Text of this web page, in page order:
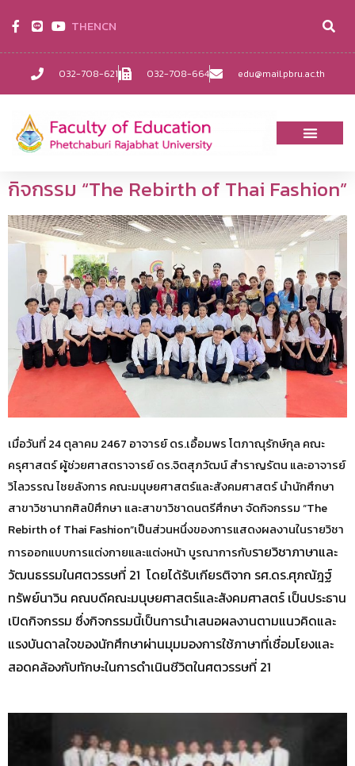
032-708-621 032-708-664 edu@mail.pbru.ac.th
THENCN
กิจกรรม “The Rebirth of Thai Fashion”
เมื่อวันที่ 24 ตุลาคม 2467 อาจารย์ ดร.เอื้อมพร โตภาณุรักษ์กุล คณะ
ครุศาสตร์ ผู้ช่วยศาสตราจารย์ ดร.จิตสุภวัฒน์ สำราญรัตน และอาจารย์
วิไลวรรณ ไชยลังการ คณะมนุษยศาสตร์และสังคมศาสตร์ นำนักศึกษา
สาขาวิชานากศิลป์ศึกษา และสาขาวิชาดนตรีศึกษา จัดกิจกรรม “The
Rebirth of Thai Fashion”เป็นส่วนหนึ่งของการแสดงผลงานในรายวิชา
การออกแบบการแต่งกายและแต่งหน้า บูรณาการกับรายวิชาภาษาและ
วัฒนธรรมในศตวรรษที่ 21 โดยได้รับเกียรติจาก รศ.ดร.ศุภณัฎฐ์
ทรัพย์นาวิน คณบดีคณะมนุษยศาสตร์และสังคมศาสตร์ เป็นประธาน
เปิดกิจกรรม ซึ่งกิจกรรมนี้เป็นการนำเสนอผลงานตามแนวคิดและ
แรงบันดาลใจของนักศึกษาผ่านมุมมองการใช้ภาษาที่เชื่อมโยงและ
สอดคล้องกับทักษะในการดำเนินชีวิตในศตวรรษที่ 21